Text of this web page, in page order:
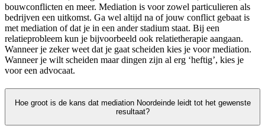
bouwconflicten en meer. Mediation is voor zowel particulieren als
bedrijven een uitkomst. Ga wel altijd na of jouw conflict gebaat is
met mediation of dat je in een ander stadium staat. Bij een
relatieprobleem kun je bijvoorbeeld ook relatietherapie aangaan.
Wanneer je zeker weet dat je gaat scheiden kies je voor mediation.
Wanneer je wilt scheiden maar dingen zijn al erg ‘heftig’, kies je
voor een advocaat.
Hoe groot is de kans dat mediation Noordeinde leidt tot het gewenste
resultaat?